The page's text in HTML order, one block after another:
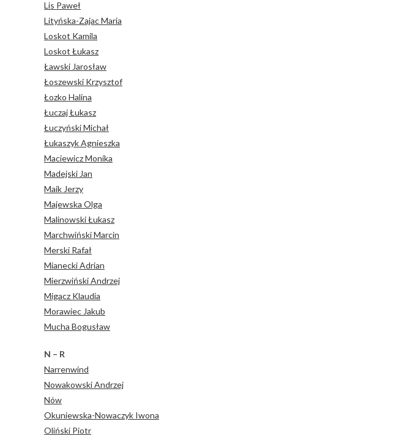
Lis Paweł
Lityńska-Zajac Maria
Loskot Kamila
Loskot Łukasz
Ławski Jarosław
Łoszewski Krzysztof
Łozko Halina
Łuczaj Łukasz
Łuczyński Michał
Łukaszyk Agnieszka
Maciewicz Monika
Madejski Jan
Maik Jerzy
Majewska Olga
Malinowski Łukasz
Marchwiński Marcin
Merski Rafał
Mianecki Adrian
Mierzwiński Andrzej
Migacz Klaudia
Morawiec Jakub
Mucha Bogusław
N – R
Narrenwind
Nowakowski Andrzej
Nów
Okuniewska-Nowaczyk Iwona
Oliński Piotr